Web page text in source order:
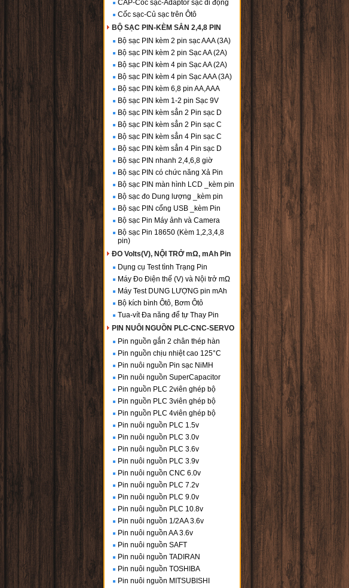
CÁP-Cốc sạc-Adaptor sạc di động
Cốc sạc-Củ sạc trên Ôtô
BỘ SẠC PIN-KÈM SẲN 2,4,8 PIN
Bộ sạc PIN kèm 2 pin sạc AAA (3A)
Bộ sạc PIN kèm 2 pin Sạc AA (2A)
Bộ sạc PIN kèm 4 pin Sạc AA (2A)
Bộ sạc PIN kèm 4 pin Sạc AAA (3A)
Bộ sạc PIN kèm 6,8 pin AA,AAA
Bộ sạc PIN kèm 1-2 pin Sạc 9V
Bộ sạc PIN kèm sẳn 2 Pin sạc D
Bộ sạc PIN kèm sẳn 2 Pin sạc C
Bộ sạc PIN kèm sẳn 4 Pin sạc C
Bộ sạc PIN kèm sẳn 4 Pin sạc D
Bộ sạc PIN nhanh 2,4,6,8 giờ
Bộ sạc PIN có chức năng Xả Pin
Bộ sạc PIN màn hình LCD _kèm pin
Bộ sạc đo Dung lượng _kèm pin
Bộ sạc PIN cổng USB _kèm Pin
Bộ sạc Pin Máy ảnh và Camera
Bộ sạc Pin 18650 (Kèm 1,2,3,4,8
pin)
ĐO Volts(V), NỘI TRỞ mΩ, mAh Pin
Dụng cụ Test tình Trạng Pin
Máy Đo Điện thế (V) và Nội trở mΩ
Máy Test DUNG LƯỢNG pin mAh
Bộ kích bình Ôtô, Bơm Ôtô
Tua-vít Đa năng để tự Thay Pin
PIN NUÔI NGUỒN PLC-CNC-SERVO
Pin nguồn gắn 2 chân thép hàn
Pin nguồn chịu nhiệt cao 125°C
Pin nuôi nguồn Pin sạc NiMH
Pin nuôi nguồn SuperCapacitor
Pin nguồn PLC 2viên ghép bộ
Pin nguồn PLC 3viên ghép bộ
Pin nguồn PLC 4viên ghép bộ
Pin nuôi nguồn PLC 1.5v
Pin nuôi nguồn PLC 3.0v
Pin nuôi nguồn PLC 3.6v
Pin nuôi nguồn PLC 3.9v
Pin nuôi nguồn CNC 6.0v
Pin nuôi nguồn PLC 7.2v
Pin nuôi nguồn PLC 9.0v
Pin nuôi nguồn PLC 10.8v
Pin nuôi nguồn 1/2AA 3.6v
Pin nuôi nguồn AA 3.6v
Pin nuôi nguồn SAFT
Pin nuôi nguồn TADIRAN
Pin nuôi nguồn TOSHIBA
Pin nuôi nguồn MITSUBISHI